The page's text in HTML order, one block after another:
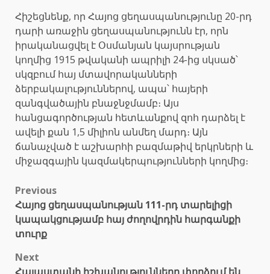
Հիշեցնենք, որ Հայոց ցեղասպանությունը 20-րդ
դարի առաջին ցեղասպանությունն էր, որն
իրականացվել է Օսմանյան կայսրության
կողմից 1915 թվականի ապրիլի 24-ից սկսած՝
սկզբում հայ մտավորականների
ձերբակալություններով, ապա՝ հայերի
զանգվածային բնաջնջմամբ։ Այս
հանցագործության հետևանքով զոհ դարձել է
ավելի քան 1,5 միլիոն անմեղ մարդ։ Այն
ճանաչված է աշխարհի բազմաթիվ երկրների և
միջազգային կազմակերպությունների կողմից։
Post
navigation
Previous
Հայոց ցեղասպանության 111-րդ տարելիցի
կապակցությամբ հայ ժողովրդին հարգանքի
տուրք
Next